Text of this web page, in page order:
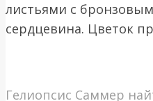
листьями с
сердцевина. Цветок
Гелиопсис Саммер